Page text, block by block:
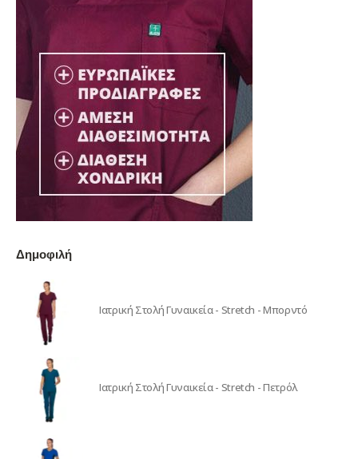
Δημοφιλή
Ιατρική Στολή Γυναικεία - Stretch - Μπορντό
Ιατρική Στολή Γυναικεία - Stretch - Πετρόλ